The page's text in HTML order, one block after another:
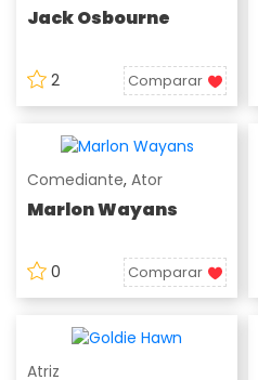
Jack Osbourne
2 Comparar
Comediante, Ator
Marlon Wayans
0 Comparar
Atriz